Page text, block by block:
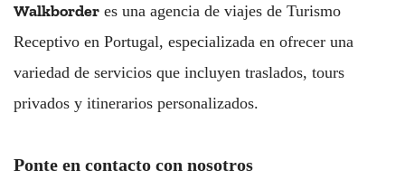
Walkborder es una agencia de viajes de Turismo
Receptivo en Portugal, especializada en ofrecer una
variedad de servicios que incluyen traslados, tours
privados y itinerarios personalizados.
Ponte en contacto con nosotros